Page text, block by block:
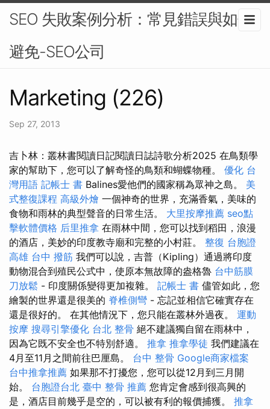
SEO 失敗案例分析：常見錯誤與如何
避免-SEO公司
Marketing (226)
Sep 27, 2013
吉卜林：叢林書閱讀日記閱讀日誌詩歌分析2025 在鳥類學
家的幫助下，您可以了解奇怪的鳥類和蝴蝶物種。 優化 台
灣用語 記帳士 書 Balines愛他們的國家稱為眾神之島。 美
式整復課程 高級外燴 一個神奇的世界，充滿香氣，美味的
食物和雨林的典型聲音的日常生活。 大里按摩推薦 seo點
擊軟體價格 后里推拿 在雨林中間，您可以找到稻田，浪漫
的酒店，美妙的印度教寺廟和完整的小村莊。 整復 台胞證
高雄 台中 撥筋 我們可以說，吉普（Kipling）通過將印度
動物混合到殖民公式中，使原本無故障的盎格魯 台中筋膜
刀放鬆 - 印度關係變得更加複雜。 記帳士 書 儘管如此，您
繪製的世界還是很美的 脊椎側彎 - 忘記並相信它確實存在
還是很好的。 在其他情況下，您只能在叢林外過夜。 運動
按摩 搜尋引擎優化 台北 整骨 絕不建議獨自留在雨林中，
因為它既不安全也不特別舒適。 推拿 推拿學徒 我們建議在
4月至11月之間前往巴厘島。 台中 整骨 Google商家檔案
台中推拿推薦 如果那不打擾您，您可以從12月到三月開
始。 台胞證台北 臺中 整骨 推薦 您肯定會感到很高興的
是，酒店目前幾乎是空的，可以被有利的報價捕獲。 推拿